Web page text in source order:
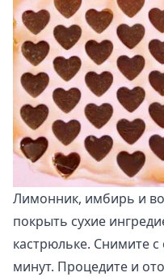
Лимонник, имбирь и
покрыть сухие
кастрюльке. Снимите с
минут. Процедите и